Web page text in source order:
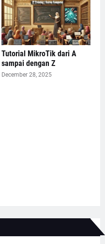
Tutorial MikroTik dari A
sampai dengan Z
December 28, 2025